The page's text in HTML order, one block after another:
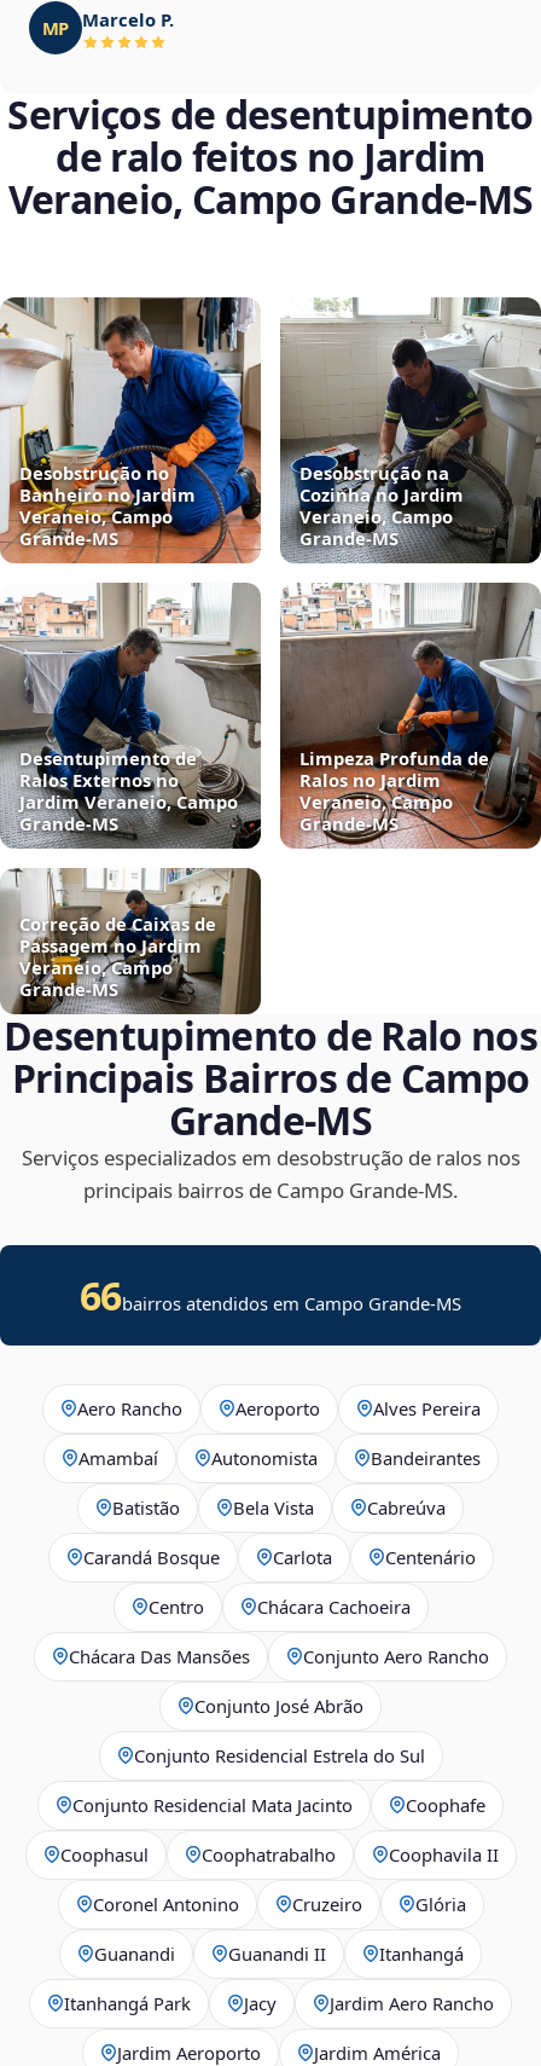
MP Marcelo P.
Serviços de desentupimento
de ralo feitos no Jardim
Veraneio, Campo Grande‑MS
Desobstrução no
Banheiro no Jardim
Veraneio, Campo
Grande‑MS
Desobstrução na
Cozinha no Jardim
Veraneio, Campo
Grande‑MS
Desentupimento de
Ralos Externos no
Jardim Veraneio, Campo
Grande‑MS
Limpeza Profunda de
Ralos no Jardim
Veraneio, Campo
Grande‑MS
Correção de Caixas de
Passagem no Jardim
Veraneio, Campo
Grande‑MS
Desentupimento de Ralo nos
Principais Bairros de Campo
Grande‑MS
Serviços especializados em desobstrução de ralos nos
principais bairros de Campo Grande‑MS.
66bairros atendidos em Campo Grande-MS
Aero Rancho Aeroporto Alves Pereira
Amambaí Autonomista Bandeirantes
Batistão Bela Vista Cabreúva
Carandá Bosque Carlota Centenário
Centro Chácara Cachoeira
Chácara Das Mansões Conjunto Aero Rancho
Conjunto José Abrão
Conjunto Residencial Estrela do Sul
Conjunto Residencial Mata Jacinto Coophafe
Coophasul Coophatrabalho Coophavila II
Coronel Antonino Cruzeiro Glória
Guanandi Guanandi II Itanhangá
Itanhangá Park Jacy Jardim Aero Rancho
Jardim Aeroporto Jardim América